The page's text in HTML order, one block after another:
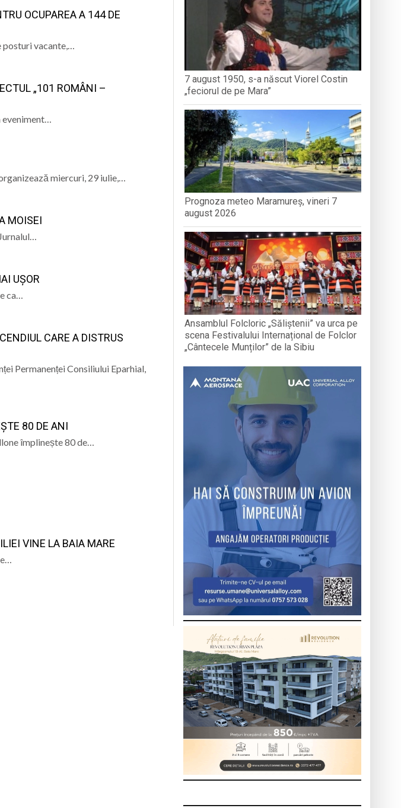
Un pas spre digitalizarea administrației publice
de Sus
OCUPAREA A 144 DE
vacante,…
„101 ROMÂNI –
miercuri, 29 iulie,…
MOISEI
UȘOR
ca…
CARE A DISTRUS
Permanenței Consiliului Eparhial,
80 DE ANI
împlinește 80 de…
VINE LA BAIA MARE
7 august 1950, s-a născut Viorel Costin
„feciorul de pe Mara”
Prognoza meteo Maramureș, vineri 7
august 2026
Ansamblul Folcloric „Săliștenii” va urca pe
scena Festivalului Internațional de Folclor
„Cântecele Munților” de la Sibiu